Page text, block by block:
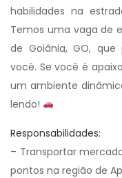
habilidades na
Temos uma vaga de
de Goiânia, GO,
você. Se você é
um ambiente
lendo!
Responsabilidades:
– Transportar
pontos na região de